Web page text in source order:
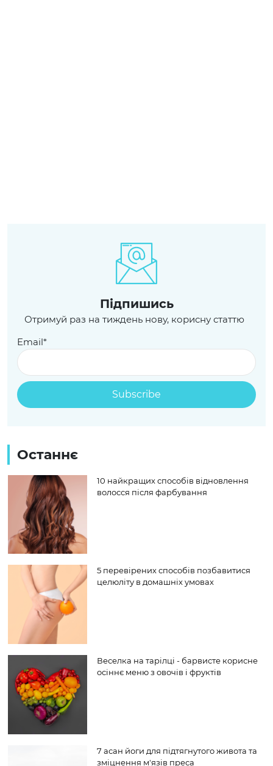
Пiдпишись
Отримуй раз на тиждень нову, корисну статтю
Email*
Останнє
10 найкращих способів відновлення
волосся після фарбування
5 перевірених способів позбавитися
целюліту в домашніх умовах
Веселка на тарілці - барвисте корисне
осіннє меню з овочів і фруктів
7 асан йоги для підтягнутого живота та
зміцнення м'язів преса